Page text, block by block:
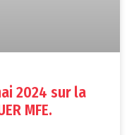
2024 sur la
MFE.